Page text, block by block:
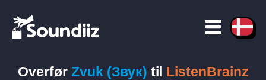
Overfør Zvuk (Звук) til ListenBrainz